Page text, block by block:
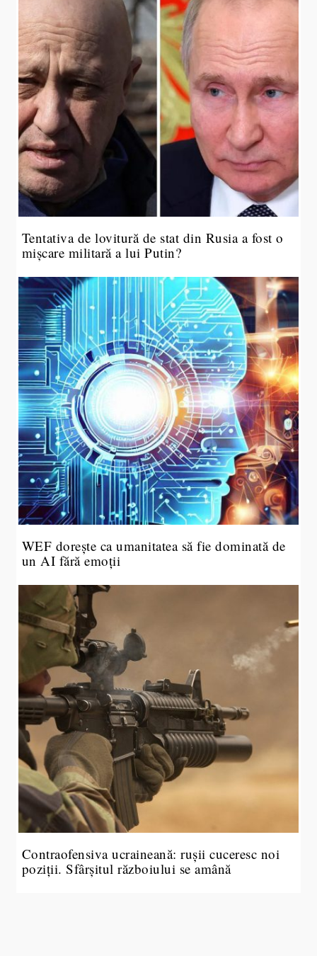
Tentativa de lovitură de stat din Rusia a fost o
mișcare militară a lui Putin?
WEF dorește ca umanitatea să fie dominată de
un AI fără emoții
Contraofensiva ucraineană: rușii cuceresc noi
poziții. Sfârșitul războiului se amână